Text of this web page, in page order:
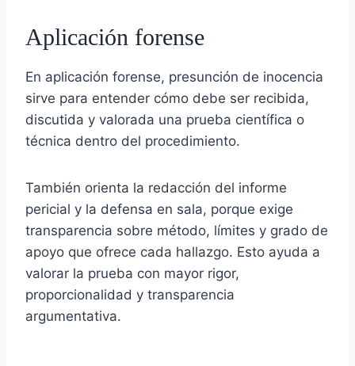
Aplicación forense
En aplicación forense, presunción de inocencia
sirve para entender cómo debe ser recibida,
discutida y valorada una prueba científica o
técnica dentro del procedimiento.
También orienta la redacción del informe
pericial y la defensa en sala, porque exige
transparencia sobre método, límites y grado de
apoyo que ofrece cada hallazgo. Esto ayuda a
valorar la prueba con mayor rigor,
proporcionalidad y transparencia
argumentativa.